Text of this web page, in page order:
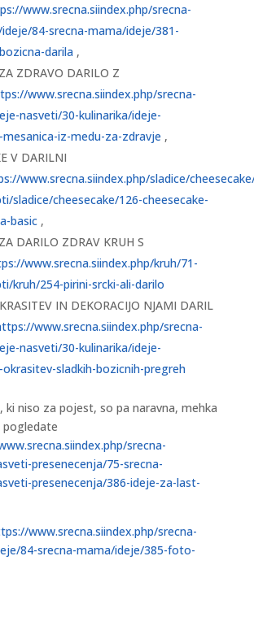
www.srecna.siindex.php/srecna-
84-srecna-mama/ideje/381-
darila,
ZDRAVO DARILO Z
www.srecna.siindex.php/srecna-
nasveti/30-kulinarika/ideje-
iz-medu-za-zdravje ,
V DARILNI
www.srecna.siindex.php/sladice/
sladice/cheesecake/126-cheesecake-
basic,
DARILO ZDRAV KRUH S
www.srecna.siindex.php/kruh/71-
kruh/254-pirini-srcki-ali-darilo
IN DEKORACIJO NJAMI DARIL
www.srecna.siindex.php/srecna-
nasveti/30-kulinarika/ideje-
sladkih-bozicnih-pregreh
ki niso za pojest, so pa naravna, mehka
pogledate
srecna-
presenecenja/75-srecna-
presenecenja/386-ideje-za-last-
www.srecna.siindex.php/srecna-
84-srecna-mama/ideje/385-foto-